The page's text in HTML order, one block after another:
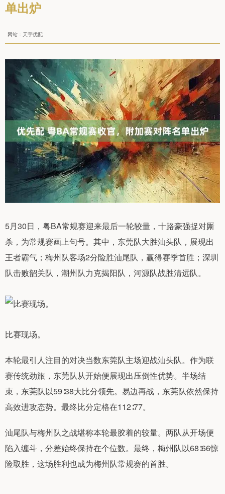
单出炉
网站：天宇优配
5月30日，粤BA常规赛迎来最后一轮较量，十路豪强捉对厮
杀，为常规赛画上句号。其中，东莞队大胜汕头队，展现出
王者霸气；梅州队客场2分险胜汕尾队，赢得赛季首胜；深圳
队击败韶关队，潮州队力克揭阳队，河源队战胜清远队。
比赛现场。
本轮最引人注目的对决当数东莞队主场迎战汕头队。作为联
赛传统劲旅，东莞队从开始便展现出压倒性优势。半场结
束，东莞队以59∶38大比分领先。易边再战，东莞队依然保持
高效进攻态势。最终比分定格在112∶77。
汕尾队与梅州队之战堪称本轮最胶着的较量。两队从开场便
陷入缠斗，分差始终保持在个位数。最终，梅州队以68∶66惊
险取胜，这场胜利也成为梅州队常规赛的首胜。